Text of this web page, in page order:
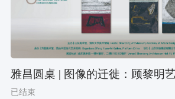
雅昌圆桌 | 图像的迁徙：顾黎明
已结束